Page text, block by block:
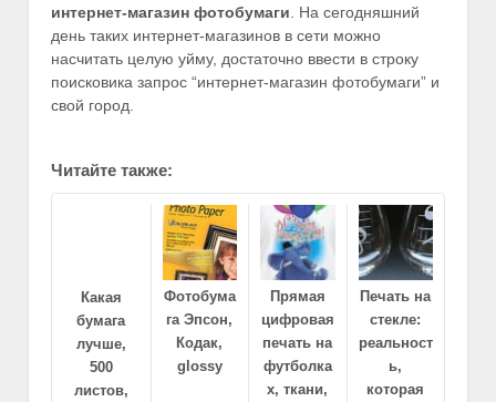
интернет-магазин фотобумаги. На сегодняшний
день таких интернет-магазинов в сети можно
насчитать целую уйму, достаточно ввести в строку
поисковика запрос “интернет-магазин фотобумаги” и
свой город.
Читайте также:
Какая
бумага
лучше,
500
листов,
Фотобума
га Эпсон,
Кодак,
glossy
Прямая
цифровая
печать на
футболка
х, ткани,
Печать на
стекле:
реальност
ь,
которая